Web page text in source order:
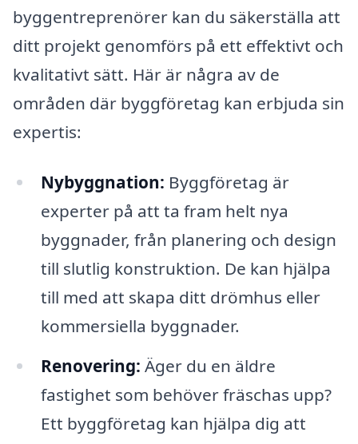
byggentreprenörer kan du säkerställa att
ditt projekt genomförs på ett effektivt och
kvalitativt sätt. Här är några av de
områden där byggföretag kan erbjuda sin
expertis:
Nybyggnation: Byggföretag är
experter på att ta fram helt nya
byggnader, från planering och design
till slutlig konstruktion. De kan hjälpa
till med att skapa ditt drömhus eller
kommersiella byggnader.
Renovering: Äger du en äldre
fastighet som behöver fräschas upp?
Ett byggföretag kan hjälpa dig att